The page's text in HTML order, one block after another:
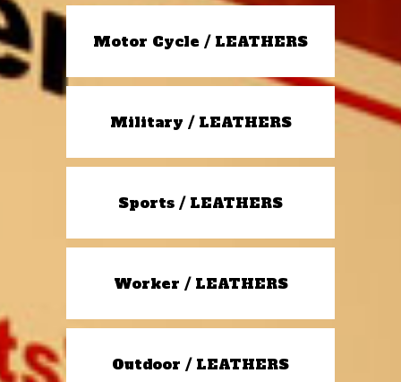
Motor Cycle / LEATHERS
Military / LEATHERS
Sports / LEATHERS
Worker / LEATHERS
Outdoor / LEATHERS